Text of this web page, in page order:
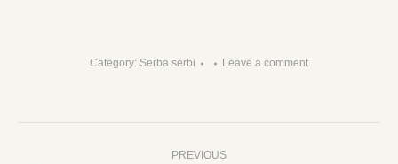
Category: Serba serbi Leave a comment
PREVIOUS